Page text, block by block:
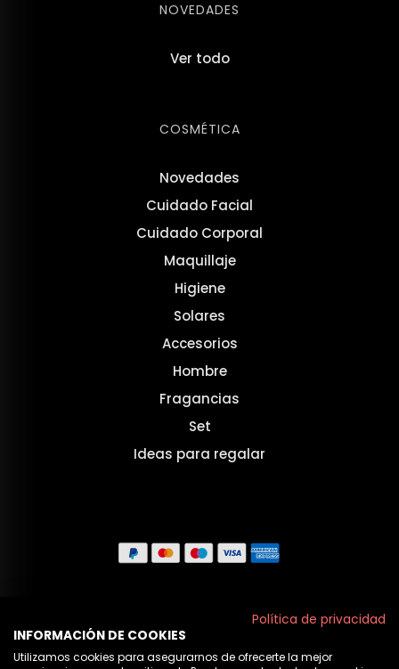
NOVEDADES
Ver todo
COSMÉTICA
Novedades
Cuidado Facial
Cuidado Corporal
Maquillaje
Higiene
Solares
Accesorios
Hombre
Fragancias
Set
Ideas para regalar
Política de privacidad
INFORMACIÓN DE COOKIES
Utilizamos cookies para asegurarnos de ofrecerte la mejor